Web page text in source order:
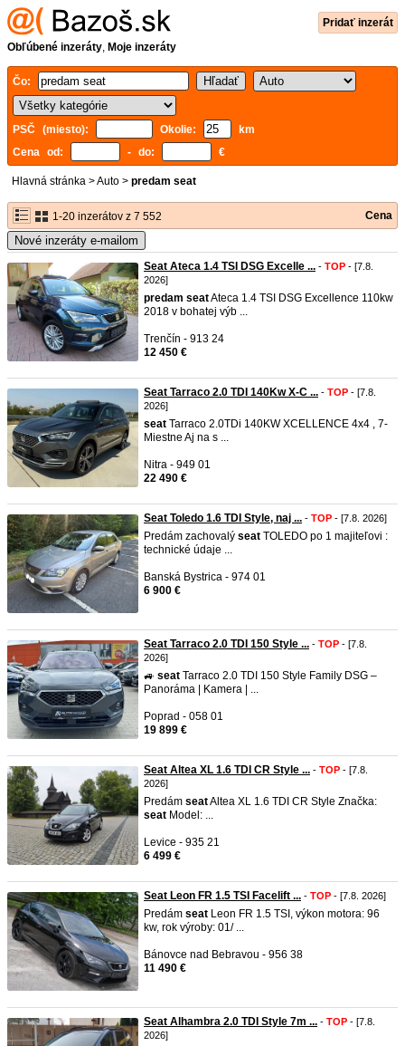
Pridať inzerát
Obľúbené inzeráty, Moje inzeráty
Čo:
PSČ (miesto): Okolie:
km
Cena od:
- do: €
Hlavná stránka >Auto > predam seat
1-20 inzerátov z 7 552 Cena
Nové inzeráty e-mailom
Seat Ateca 1.4 TSI DSG Excelle ... - TOP - [7.8.
2026]
predam seatAteca 1.4 TSI DSG Excellence 110kw
2018 v bohatej výb ...
Trenčín - 913 24
12 450 €
Seat Tarraco 2.0 TDI 140Kw X-C ... - TOP - [7.8.
2026]
seat Tarraco 2.0TDi 140KW XCELLENCE 4x4 , 7-
Miestne Aj na s ...
Nitra - 949 01
22 490 €
Seat Toledo 1.6 TDI Style, naj ... - TOP - [7.8. 2026]
Predám zachovalý seat TOLEDO po 1 majiteľovi :
technické údaje ...
Banská Bystrica - 974 01
6 900 €
Seat Tarraco 2.0 TDI 150 Style ... - TOP - [7.8.
2026]
🚙 seat Tarraco 2.0 TDI 150 Style Family DSG –
Panoráma | Kamera | ...
Poprad - 058 01
19 899 €
Seat Altea XL 1.6 TDI CR Style ... - TOP - [7.8.
2026]
Predám seatAltea XL 1.6 TDI CR Style Značka:
seat Model: ...
Levice - 935 21
6 499 €
Seat Leon FR 1.5 TSI Facelift ... - TOP - [7.8. 2026]
Predám seat Leon FR 1.5 TSI, výkon motora: 96
kw, rok výroby: 01/ ...
Bánovce nad Bebravou - 956 38
11 490 €
Seat Alhambra 2.0 TDI Style 7m ... - TOP - [7.8.
2026]